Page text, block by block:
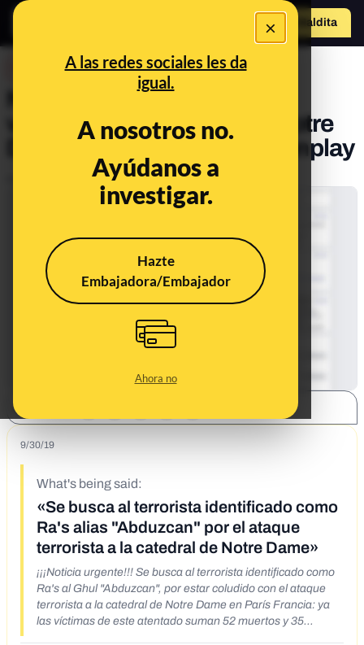
×
A las redes sociales les da
igual.
A nosotros no.
Ayúdanos a
investigar.
Hazte
Embajadora/Embajador
Ahora no
Hazte Maldita
No, no es un "terrorista"
vinculado al incendio de Notre
Dame: es el youtuber Auronplay
Apr 17, 2019, 8:38:02 AM
9/30/19
What's being said:
«Se busca al terrorista identificado como
Ra's alias "Abduzcan" por el ataque
terrorista a la catedral de Notre Dame»
¡¡¡Noticia urgente!!! Se busca al terrorista identificado como
Ra's al Ghul "Abduzcan", por estar coludido con el ataque
terrorista a la catedral de Notre Dame en París Francia: ya
las víctimas de este atentado suman 52 muertos y 35